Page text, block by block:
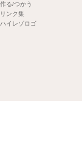
作る/つかう
リンク集
ハイレゾロゴ